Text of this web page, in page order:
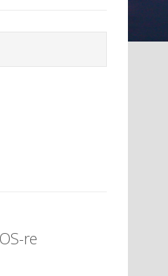
re